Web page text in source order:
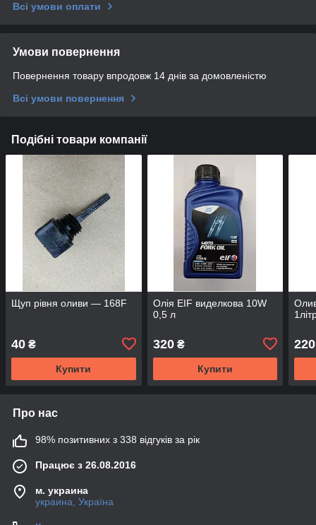
Всі умови оплати
Умови повернення
Повернення товару впродовж 14 днів за домовленістю
Всі умови повернення
Подібні товари компанії
Щуп рівня оливи — 168F
40 ₴
Купити
Олія EIF виделкова 10W
0,5 л
320₴
Купити
220
Про нас
98% позитивних з 338 відгуків за рік
Працює з 26.08.2016
м. украина
украина, Україна